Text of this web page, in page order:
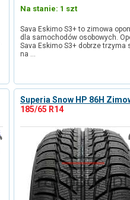
Na stanie: 1 szt
Sava Eskimo S3+ to zimowa
dla samochodów osobowych.
Sava Eskimo S3+ dobrze trzyma
na …
Superia Snow HP 86H
185/65 R14